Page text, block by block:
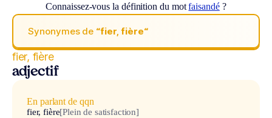
Connaissez-vous la définition du motfaisandé?
Synonymes de “fier, fière“
fier, fière
adjectif
En parlant de qqn
fier, fière[Plein de satisfaction]